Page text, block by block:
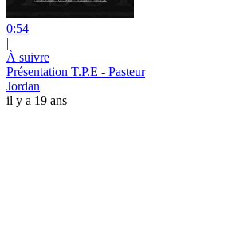
0:54
|
À suivre
Présentation T.P.E - Pasteur
Jordan
il y a 19 ans